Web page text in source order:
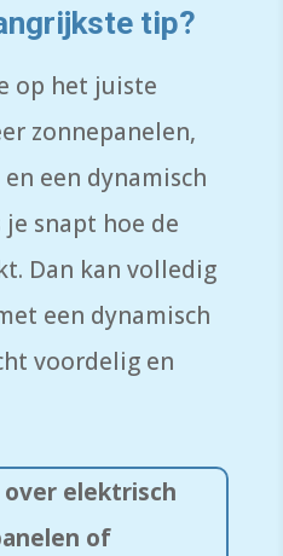
tip?
op het juiste
zonnepanelen,
een dynamisch
snapt hoe de
Dan kan volledig
een dynamisch
voordelig en
elektrisch
of